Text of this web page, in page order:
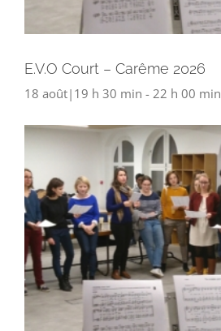
E.V.O Court – Carême 2026
18 août|19 h 30 min - 22 h 00 min